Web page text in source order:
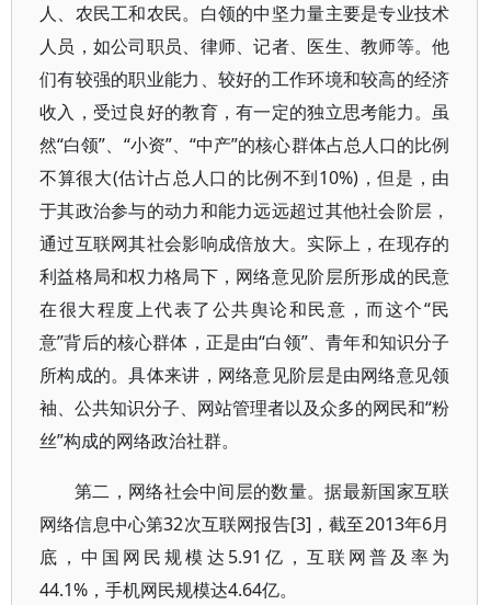
人、农民工和农民。白领的中坚力量主要是专业技术
人员，如公司职员、律师、记者、医生、教师等。他
们有较强的职业能力、较好的工作环境和较高的经济
收入，受过良好的教育，有一定的独立思考能力。虽
然“白领”、“小资”、“中产”的核心群体占总人口的比例
不算很大(估计占总人口的比例不到10%)，但是，由
于其政治参与的动力和能力远远超过其他社会阶层，
通过互联网其社会影响成倍放大。实际上，在现存的
利益格局和权力格局下，网络意见阶层所形成的民意
在很大程度上代表了公共舆论和民意，而这个“民
意”背后的核心群体，正是由“白领”、青年和知识分子
所构成的。具体来讲，网络意见阶层是由网络意见领
袖、公共知识分子、网站管理者以及众多的网民和“粉
丝”构成的网络政治社群。
第二，网络社会中间层的数量。据最新国家互联
网络信息中心第32次互联网报告[3]，截至2013年6月
底，中国网民规模达5.91亿，互联网普及率为
44.1%，手机网民规模达4.64亿。